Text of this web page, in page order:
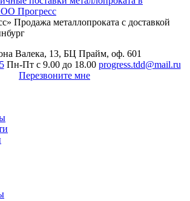
Продажа металлопроката с доставкой
Валека, 13, БЦ Прайм, оф. 601
Пн-Пт с 9.00 до 18.00 progress.tdd@mail.ru
Перезвоните мне